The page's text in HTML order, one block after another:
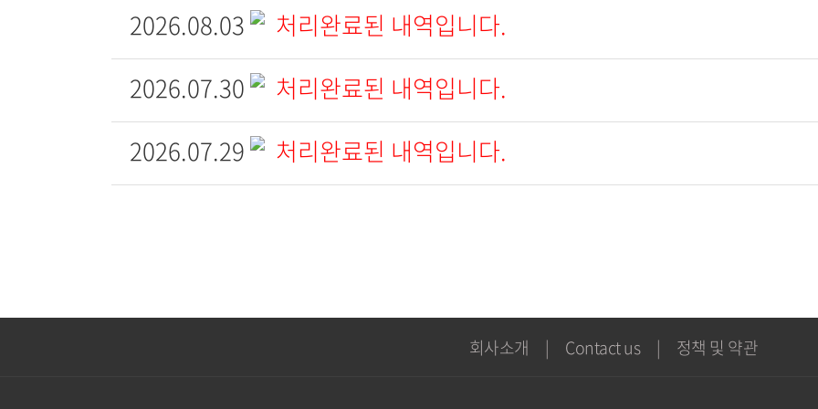
2026.08.03 처리완료된 내역입니다.
2026.07.30 처리완료된 내역입니다.
2026.07.29 처리완료된 내역입니다.
회사소개 | Contact us| 정책 및 약관